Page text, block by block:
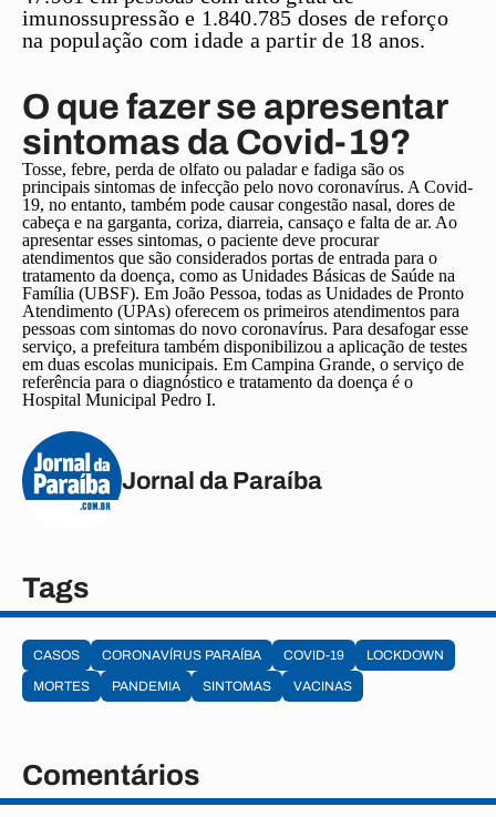
imunossupressão e 1.840.785 doses de reforço
na população com idade a partir de 18 anos.
O que fazer se apresentar
sintomas da Covid-19?
Tosse, febre, perda de olfato ou paladar e fadiga são os
principais sintomas de infecção pelo novo coronavírus. A Covid-
19, no entanto, também pode causar congestão nasal, dores de
cabeça e na garganta, coriza, diarreia, cansaço e falta de ar. Ao
apresentar esses sintomas, o paciente deve procurar
atendimentos que são considerados portas de entrada para o
tratamento da doença, como as Unidades Básicas de Saúde na
Família (UBSF). Em João Pessoa, todas as Unidades de Pronto
Atendimento (UPAs) oferecem os primeiros atendimentos para
pessoas com sintomas do novo coronavírus. Para desafogar esse
serviço, a prefeitura também disponibilizou a aplicação de testes
em duas escolas municipais. Em Campina Grande, o serviço de
referência para o diagnóstico e tratamento da doença é o
Hospital Municipal Pedro I.
Jornal da Paraíba
Tags
CASOS CORONAVÍRUS PARAÍBA COVID-19
LOCKDOWN
MORTES
PANDEMIA SINTOMAS VACINAS
Comentários